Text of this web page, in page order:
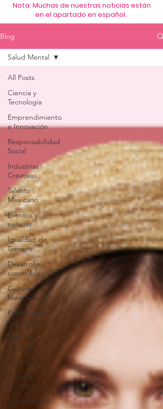
Nota: Muchas de nuestras noticias están
en el apartado en español.
Blog
All Posts
Ciencia y
Tecnología
Emprendimiento
e Innovación
Responsabilidad
Social
Industrias
Creativas
Talento
Mexicano
Eventos y
noticias
Igualdad de
Genero
Desarrollo
sostenible
Cultura
Mexicana
Participacion
Ciudadana
Mexican
Culture
Migración
Creative
Industries
Salud Mental
Salud Mental